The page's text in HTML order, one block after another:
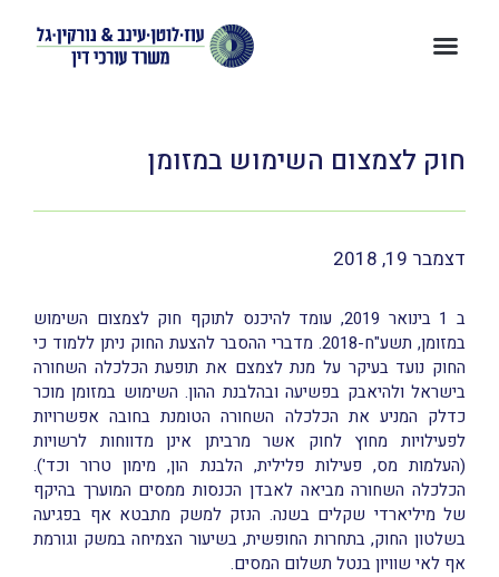
חוק לצמצום השימוש במזומן
דצמבר 19, 2018
ב 1 בינואר 2019, עומד להיכנס לתוקף חוק לצמצום השימוש
במזומן, תשע"ח-2018. מדברי ההסבר להצעת החוק ניתן ללמוד כי
החוק נועד בעיקר על מנת לצמצם את תופעת הכלכלה השחורה
בישראל ולהיאבק בפשיעה ובהלבנת ההון. השימוש במזומן מוכר
כדלק המניע את הכלכלה השחורה הטומנת בחובה אפשרויות
לפעילויות מחוץ לחוק אשר מרביתן אינן מדווחות לרשויות
(העלמות מס, פעילות פלילית, הלבנת הון, מימון טרור וכד').
הכלכלה השחורה מביאה לאבדן הכנסות ממסים המוערך בהיקף
של מיליארדי שקלים בשנה. הנזק למשק מתבטא אף בפגיעה
בשלטון החוק, בתחרות החופשית, בשיעור הצמיחה במשק וגורמת
אף לאי שוויון בנטל תשלום המסים.